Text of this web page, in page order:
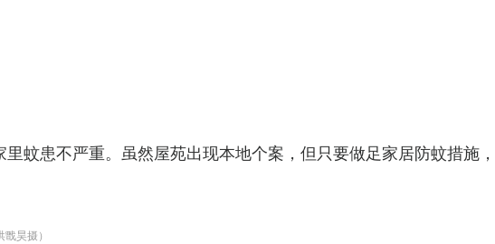
里蚊患不严重。虽然屋苑出现本地个案，但只要做足家居防蚊措施
昊摄）